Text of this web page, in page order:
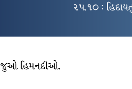
૨૫.૧૦ :
જુઓ હિમનદીઓ.